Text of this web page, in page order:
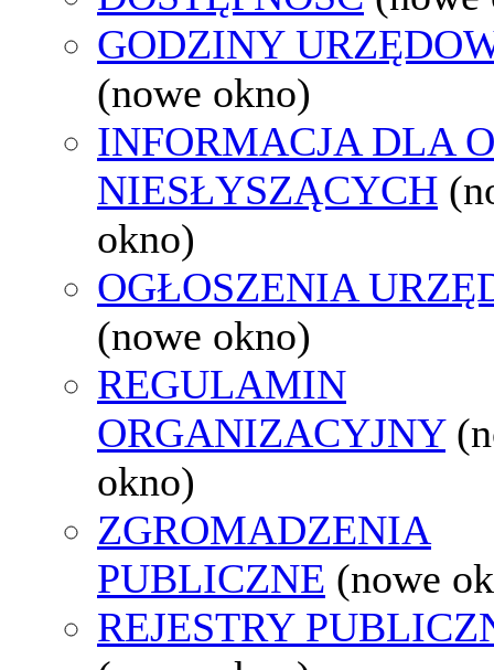
GODZINY
(nowe okno)
INFORMACJA DLA
NIESŁYSZĄCYCH
okno)
OGŁOSZENIA
(nowe okno)
REGULAMIN
ORGANIZACYJNY
okno)
ZGROMADZENIA
PUBLICZNE (nowe
REJESTRY